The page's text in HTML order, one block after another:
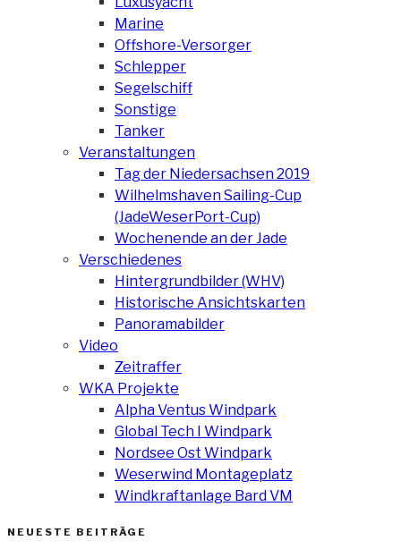
Marine
Offshore-Versorger
Schlepper
Segelschiff
Sonstige
Tanker
Veranstaltungen
Tag der Niedersachsen 2019
Wilhelmshaven Sailing-Cup
(JadeWeserPort-Cup)
Wochenende an der Jade
Verschiedenes
Hintergrundbilder (WHV)
Historische Ansichtskarten
Panoramabilder
Video
Zeitraffer
WKA Projekte
Alpha Ventus Windpark
Global Tech I Windpark
Nordsee Ost Windpark
Weserwind Montageplatz
Windkraftanlage Bard VM
NEUESTE BEITRÄGE